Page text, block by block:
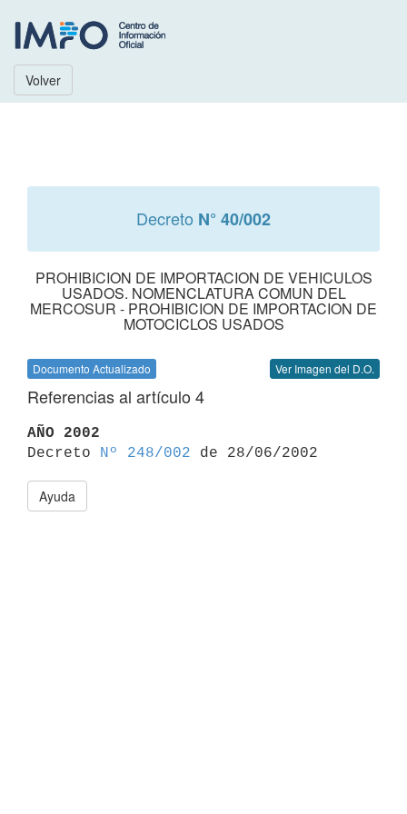
Volver
Decreto N° 40/002
PROHIBICION DE IMPORTACION DE VEHICULOS
USADOS. NOMENCLATURA COMUN DEL
MERCOSUR - PROHIBICION DE IMPORTACION DE
MOTOCICLOS USADOS
Documento Actualizado Ver Imagen del D.O.
Referencias al artículo 4
AÑO 2002
Decreto
Nº 248/002
Ayuda